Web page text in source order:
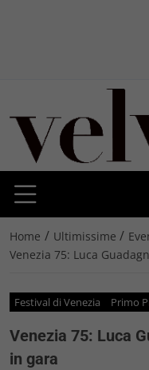
Home / Ultimissime /
Venezia 75: Luca
Festival di Venezia Primo
Venezia 75: Luca
in gara